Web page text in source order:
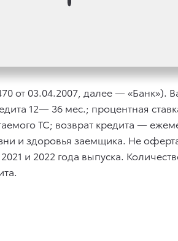
от 03.04.2007, далее — «Банк»).
12— 36 мес.; процентная
ТС; возврат кредита —
и здоровья заемщика. Не
и 2022 года выпуска.